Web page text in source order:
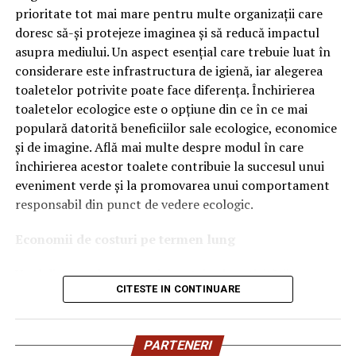
OEM.
Ce înseamnă Ravenol VMP?
DenumireaVMPidentifică o gamă de uleiuri dezvoltate
pentru motoare moderne care necesită performanțe
ridicate și compatibilitate cu numeroase specificații ale
constructorilor auto.
Acest produs este destinat în special motoarelor
moderne pe benzină și diesel, inclusiv celor echipate cu:
catalizatoare moderne;
sisteme Start-Stop.
prioritate tot mai mare pentru multe organizații care
doresc să-și protejeze imaginea și să reducă impactul
asupra mediului. Un aspect esențial care trebuie luat în
considerare este infrastructura de igienă, iar alegerea
toaletelor potrivite poate face diferența. Închirierea
toaletelor ecologice este o opțiune din ce în ce mai
populară datorită beneficiilor sale ecologice, economice
și de imagine. Află mai multe despre modul în care
închirierea acestor toalete contribuie la succesul unui
eveniment verde și la promovarea unui comportament
responsabil din punct de vedere ecologic.
Economii de costuri pe termen lung
Unul dintre cele mai mari avantaje ale activității
închiriere toalete ecologiceeste economia de costuri.
termen lung, aceasta este o opțiune mai rentabilă decât
construirea unei infrastructuri permanente de toalete.
CITESTE IN CONTINUARE
PARTENERI